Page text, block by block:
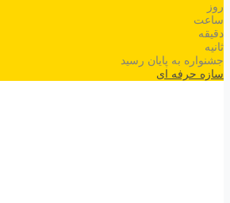
روز
ساعت
دقیقه
ثانیه
جشنواره به پایان رسید
سازه حرفه ای